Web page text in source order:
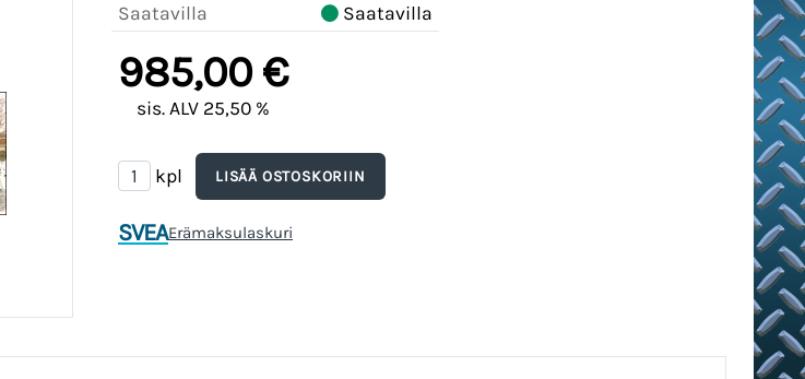
Saatavilla
Saatavilla
985,00 €
sis. ALV 25,50 %
kpl
SVEAErämaksulaskuri